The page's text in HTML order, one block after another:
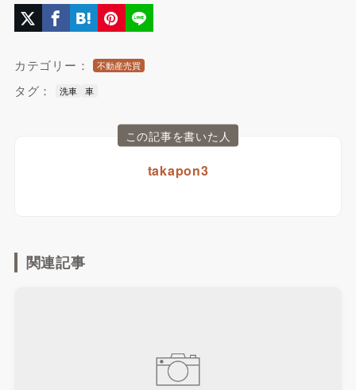
カテゴリー： 不動産売買
タグ： 洗車 車
この記事を書いた人
takapon3
関連記事